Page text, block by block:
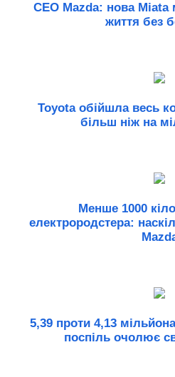
CEO Mazda: нова Miata
життя без
Toyota обійшла весь
більш ніж на
Менше 1000
електрородстера:
5,39 проти 4,13
поспіль очолює